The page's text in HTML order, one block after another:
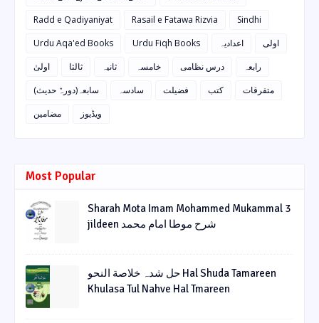
Radd e Qadiyaniyat
Rasail e Fatawa Rizvia
Sindhi
Urdu Aqa'ed Books
Urdu Fiqh Books اعدادیہ
اولی
اولیٰ
ثالثا ثانیہ خامسہ درس نظامی
رابعہ
سابعہ(دورہٌ حدیث)
سادسہ فضیلت کتب
متفرقات
مضامین
ویڈیوز
Most Popular
Sharah Mota Imam Mohammed Mukammal 3
jildeen شرح موطا امام محمد
حل شدہ خلاصة النحو Hal Shuda Tamareen
Khulasa Tul Nahve Hal Tmareen